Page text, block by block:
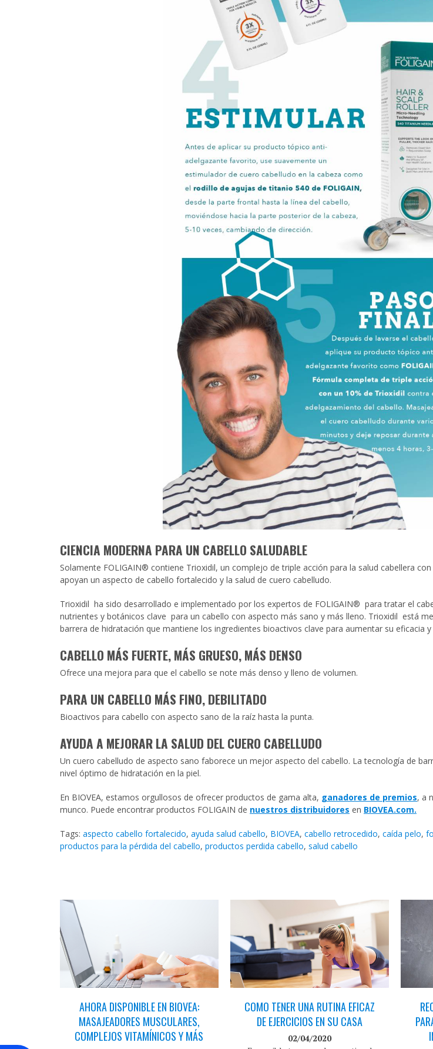
CIENCIA MODERNA PARA UN CABELLO SALUDABLE
Solamente FOLIGAIN® contiene Trioxidil, un complejo de triple acción para la salud cabellera
apoyan un aspecto de cabello fortalecido y la salud de cuero cabelludo.
Trioxidil ha sido desarrollado e implementado por los expertos de FOLIGAIN® para tratar el
nutrientes y botánicos clave para un cabello con aspecto más sano y más lleno. Trioxidil está
barrera de hidratación que mantiene los ingredientes bioactivos clave para aumentar su eficacia
CABELLO MÁS FUERTE, MÁS GRUESO, MÁS DENSO
Ofrece una mejora para que el cabello se note más denso y lleno de volumen.
PARA UN CABELLO MÁS FINO, DEBILITADO
Bioactivos para cabello con aspecto sano de la raíz hasta la punta.
AYUDA A MEJORAR LA SALUD DEL CUERO CABELLUDO
Un cuero cabelludo de aspecto sano faborece un mejor aspecto del cabello. La tecnología de
nivel óptimo de hidratación en la piel.
En BIOVEA, estamos orgullosos de ofrecer productos de gama alta, ganadores de premios, a
munco. Puede encontrar productos FOLIGAIN de nuestros distribuidores en BIOVEA.com.
Tags: aspecto cabello fortalecido, ayuda salud cabello, BIOVEA, cabello retrocedido, caída pelo,
productos para la pérdida del cabello, productos perdida cabello, salud cabello
AHORA DISPONIBLE EN BIOVEA:
MASAJEADORES MUSCULARES,
COMPLEJOS VITAMÍNICOS Y MÁS
COMO TENER UNA RUTINA EFICAZ
DE EJERCICIOS EN SU CASA
02/04/2020